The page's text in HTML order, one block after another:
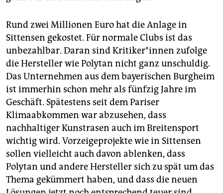
Rund zwei Millionen Euro hat die Anlage in
Sittensen gekostet. Für normale Clubs ist das
unbezahlbar. Daran sind Kri­ti­ke­r*in­nen zufolge
die Hersteller wie Polytan nicht ganz unschuldig.
Das Unternehmen aus dem bayerischen Burgheim
ist immerhin schon mehr als fünfzig Jahre im
Geschäft. Spätestens seit dem Pariser
Klimaabkommen war abzusehen, dass
nachhaltiger Kunstrasen auch im Breitensport
wichtig wird. Vorzeigeprojekte wie in Sittensen
sollen vielleicht auch davon ablenken, dass
Polytan und andere Hersteller sich zu spät um das
Thema gekümmert haben, und dass die neuen